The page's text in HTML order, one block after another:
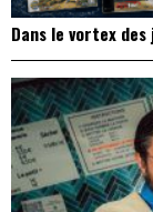
Dans le vortex